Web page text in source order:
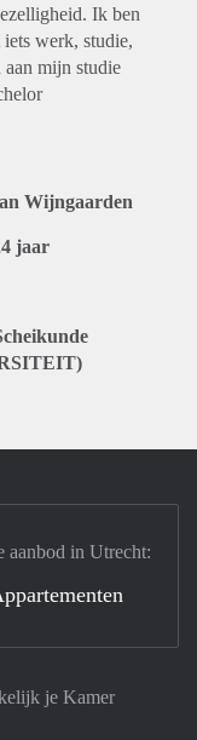
Ik ben
werk, studie,
aan mijn studie
Wijngaarden
jaar
je Kamer
aanbod in Utrecht: